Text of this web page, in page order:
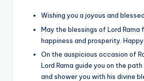
Wishing you a joyous and
May the blessings of Lord Rama
happiness and prosperity. Happy
On the auspicious occasion of
Lord Rama guide you on the
and shower you with his divine